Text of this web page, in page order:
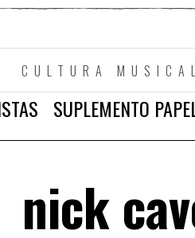
CULTURA
SUPLEMENTO
nick